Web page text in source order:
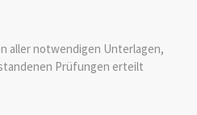
aller notwendigen Unterlagen,
Prüfungen erteilt